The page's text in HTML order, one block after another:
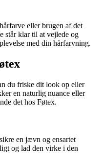
eller brugen af det
står klar til at vejlede og
med din hårfarvning.
du friske dit look op eller
en naturlig nuance eller
det hos Føtex.
en jævn og ensartet
og lad den virke i den